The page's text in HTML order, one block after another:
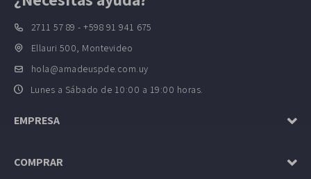
2711 57 89 - +598 91 941 675
Ellauri 500, Montevideo
hola@amadeuspde.com.uy
Lunes a Sábado de 10:00 a 19:00 horas.
EMPRESA
COMPRAR